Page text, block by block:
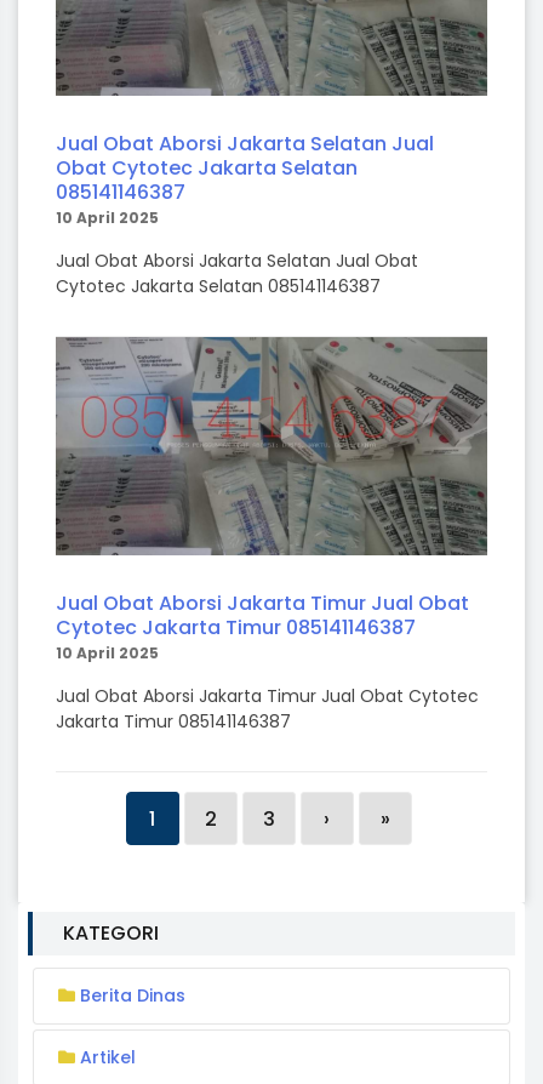
Jual Obat Aborsi Jakarta Selatan Jual
Obat Cytotec Jakarta Selatan
085141146387
10 April 2025
Jual Obat Aborsi Jakarta Selatan Jual Obat
Cytotec Jakarta Selatan 085141146387
Jual Obat Aborsi Jakarta Timur Jual Obat
Cytotec Jakarta Timur 085141146387
10 April 2025
Jual Obat Aborsi Jakarta Timur Jual Obat Cytotec
Jakarta Timur 085141146387
1 2 3 › »
KATEGORI
Berita Dinas
Artikel